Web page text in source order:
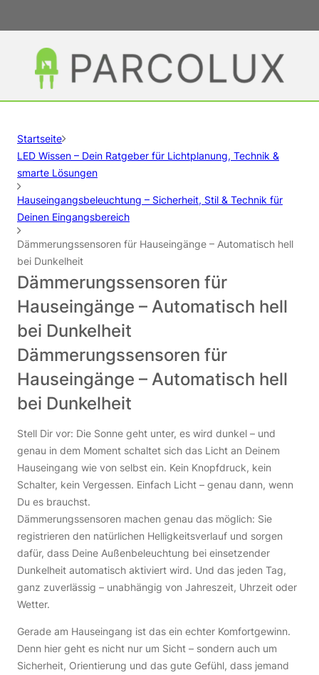
Startseite
LED Wissen – Dein Ratgeber für Lichtplanung, Technik &
smarte Lösungen
Hauseingangsbeleuchtung – Sicherheit, Stil & Technik für
Deinen Eingangsbereich
Dämmerungssensoren für Hauseingänge – Automatisch hell
bei Dunkelheit
Dämmerungssensoren für
Hauseingänge – Automatisch hell
bei Dunkelheit
Dämmerungssensoren für
Hauseingänge – Automatisch hell
bei Dunkelheit
Stell Dir vor: Die Sonne geht unter, es wird dunkel – und
genau in dem Moment schaltet sich das Licht an Deinem
Hauseingang wie von selbst ein. Kein Knopfdruck, kein
Schalter, kein Vergessen. Einfach Licht – genau dann, wenn
Du es brauchst.
Dämmerungssensoren machen genau das möglich: Sie
registrieren den natürlichen Helligkeitsverlauf und sorgen
dafür, dass Deine Außenbeleuchtung bei einsetzender
Dunkelheit automatisch aktiviert wird. Und das jeden Tag,
ganz zuverlässig – unabhängig von Jahreszeit, Uhrzeit oder
Wetter.
Gerade am Hauseingang ist das ein echter Komfortgewinn.
Denn hier geht es nicht nur um Sicht – sondern auch um
Sicherheit, Orientierung und das gute Gefühl, dass jemand